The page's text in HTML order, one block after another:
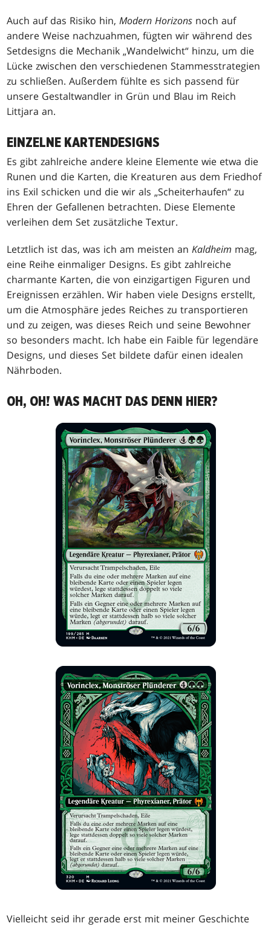
Auch auf das Risiko hin,Modern Horizons noch auf
andere Weise nachzuahmen, fügten wir während des
Setdesigns die Mechanik „Wandelwicht“ hinzu, um die
Lücke zwischen den verschiedenen Stammesstrategien
zu schließen. Außerdem fühlte es sich passend für
unsere Gestaltwandler in Grün und Blau im Reich
Littjara an.
EINZELNE KARTENDESIGNS
Es gibt zahlreiche andere kleine Elemente wie etwa die
Runen und die Karten, die Kreaturen aus dem Friedhof
ins Exil schicken und die wir als „Scheiterhaufen“ zu
Ehren der Gefallenen betrachten. Diese Elemente
verleihen dem Set zusätzliche Textur.
Letztlich ist das, was ich am meisten anKaldheim mag,
eine Reihe einmaliger Designs. Es gibt zahlreiche
charmante Karten, die von einzigartigen Figuren und
Ereignissen erzählen. Wir haben viele Designs erstellt,
um die Atmosphäre jedes Reiches zu transportieren
und zu zeigen, was dieses Reich und seine Bewohner
so besonders macht. Ich habe ein Faible für legendäre
Designs, und dieses Set bildete dafür einen idealen
Nährboden.
OH, OH! WAS MACHT DAS DENN HIER?
Vielleicht seid ihr gerade erst mit meiner Geschichte